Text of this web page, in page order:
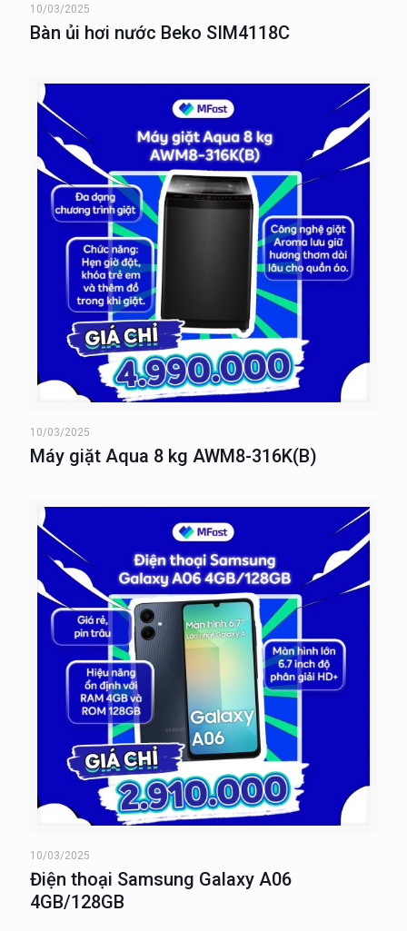
10/03/2025
Bàn ủi hơi nước Beko SIM4118C
10/03/2025
Máy giặt Aqua 8 kg AWM8-316K(B)
10/03/2025
Điện thoại Samsung Galaxy A06
4GB/128GB